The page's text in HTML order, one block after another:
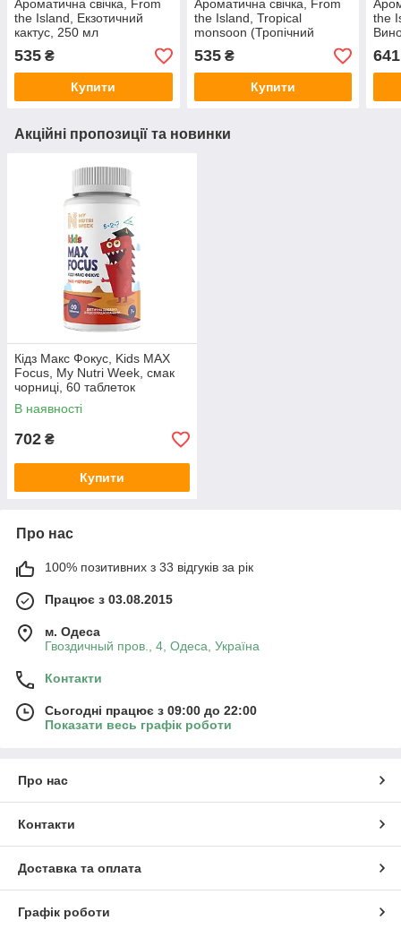
Ароматична свічка, From
the Island, Екзотичний
кактус, 250 мл
535 ₴
Купити
Ароматична свічка, From
the Island, Tropical
monsoon (Тропічний
Мусон), 250 мл
535₴
Купити
the
641
Акційні пропозиції та новинки
Кідз Макс Фокус, Kids MAX
Focus, My Nutri Week, смак
чорниці, 60 таблеток
В наявності
702 ₴
Купити
Про нас
100% позитивних з 33 відгуків за рік
Працює з 03.08.2015
м. Одеса
Гвоздичный пров., 4, Одеса, Україна
Контакти
Сьогодні працює з 09:00 до 22:00
Показати весь графік роботи
Про нас
Контакти
Доставка та оплата
Графік роботи